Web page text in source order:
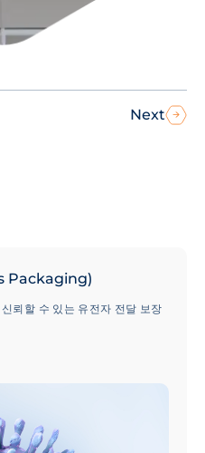
Next
Packaging)
뢰할 수 있는 유전자 전달 보장